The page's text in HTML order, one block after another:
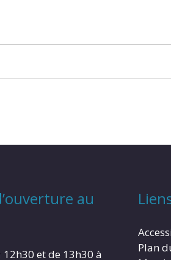
au
et de 13h30 à
Plan